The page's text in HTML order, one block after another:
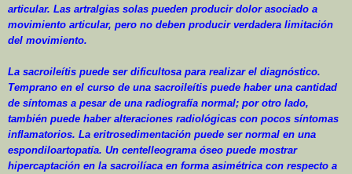
articular. Las artralgias solas pueden producir dolor asociado a
movimiento articular, pero no deben producir verdadera limitación
del movimiento.
La sacroileítis puede ser dificultosa para realizar el diagnóstico.
Temprano en el curso de una sacroileítis puede haber una cantidad
de síntomas a pesar de una radiografía normal; por otro lado,
también puede haber alteraciones radiológicas con pocos síntomas
inflamatorios. La eritrosedimentación puede ser normal en una
espondiloartopatía. Un centelleograma óseo puede mostrar
hipercaptación en la sacroilíaca en forma asimétrica con respecto a